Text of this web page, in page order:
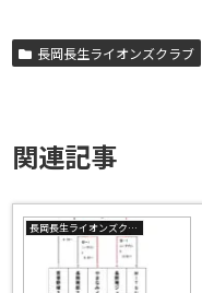
長岡長生ライオンズクラブ
関連記事
長岡長生ライオンズクラブ